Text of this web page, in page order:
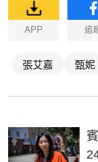
APP 追
張艾嘉 甄妮